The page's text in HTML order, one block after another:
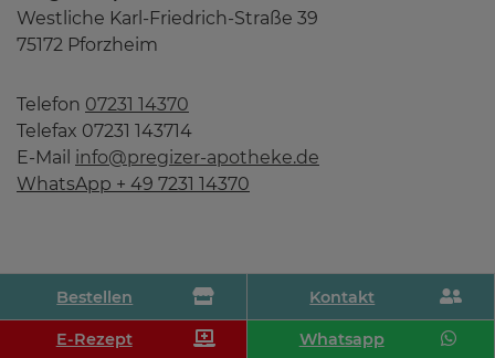
Bestellen Kontakt
E-Rezept Whatsapp
Westliche Karl-Friedrich-Straße 39
75172 Pforzheim
Telefon 07231 14370
Telefax 07231 143714
E-Mail info@pregizer-apotheke.de
WhatsApp + 49 7231 14370